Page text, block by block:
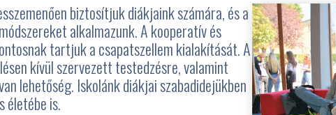
biztosítjuk diákjaink számára, és a
alkalmazunk. A kooperatív és
tartjuk a csapatszellem kialakítását. A
kívül szervezett testedzésre, valamint
lehetőség. Iskolánk diákjai szabadidejükben
életébe is.